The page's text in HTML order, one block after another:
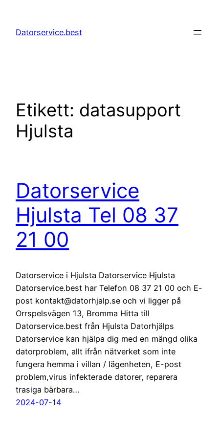
innehåll
Datorservice.best
Etikett: datasupport
Hjulsta
Datorservice
Hjulsta Tel 08 37
21 00
Datorservice i Hjulsta Datorservice Hjulsta
Datorservice.best har Telefon 08 37 21 00 och E-
post kontakt@datorhjalp.se och vi ligger på
Orrspelsvägen 13, Bromma Hitta till
Datorservice.best från Hjulsta Datorhjälps
Datorservice kan hjälpa dig med en mängd olika
datorproblem, allt ifrån nätverket som inte
fungera hemma i villan / lägenheten, E-post
problem,virus infekterade datorer, reparera
trasiga bärbara…
2024-07-14